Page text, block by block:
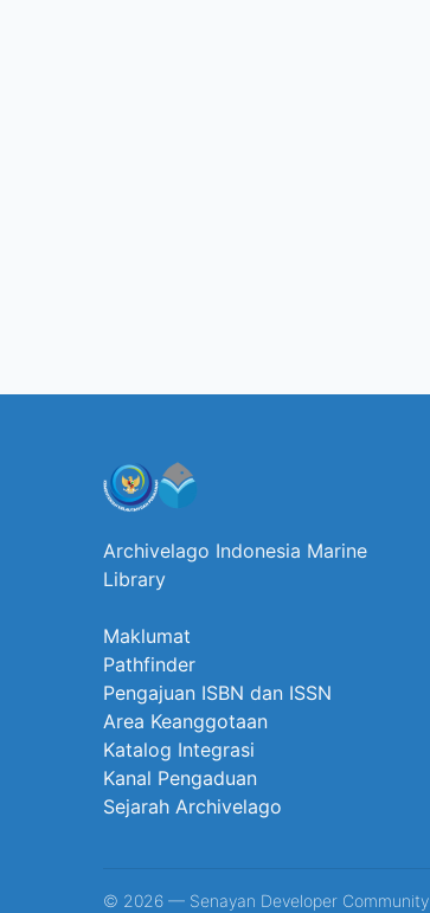
Archivelago Indonesia Marine
Library
Maklumat
Pathfinder
Pengajuan ISBN dan ISSN
Area Keanggotaan
Katalog Integrasi
Kanal Pengaduan
Sejarah Archivelago
© 2026 — Senayan Developer Community